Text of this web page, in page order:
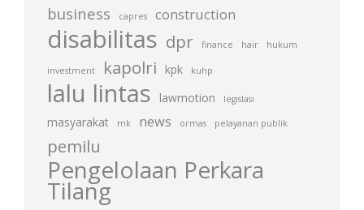
business capres construction
disabilitas dpr finance hair hukum
investment kapolri kpk kuhp
lalu lintas lawmotion legislasi
masyarakat mk news ormas pelayanan publik
pemilu
Pengelolaan Perkara
Tilang